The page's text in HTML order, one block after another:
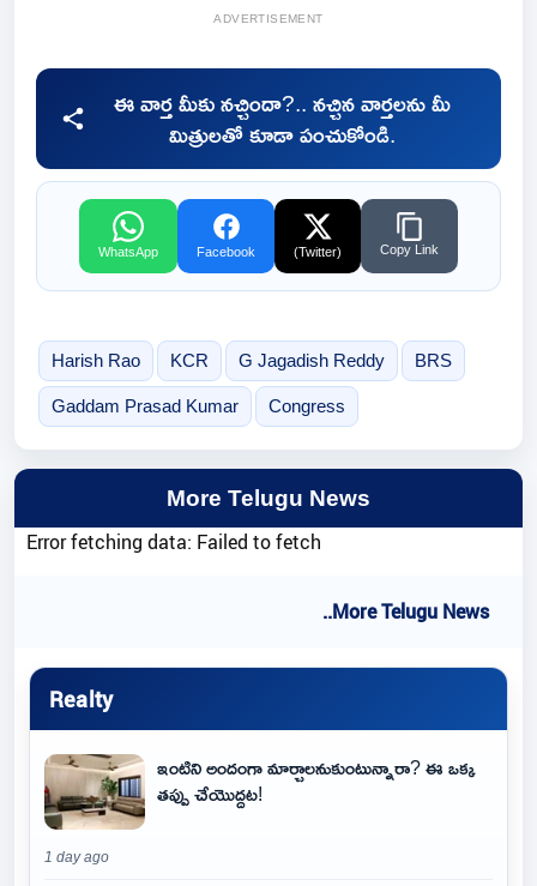
ADVERTISEMENT
ఈ వార్త మీకు నచ్చిందా?.. నచ్చిన వార్తలను మీ
మిత్రులతో కూడా పంచుకోండి.
WhatsApp Facebook (Twitter) Copy Link
Harish Rao KCR G Jagadish Reddy BRS
Gaddam Prasad Kumar Congress
More Telugu News
Error fetching data: Failed to fetch
..More Telugu News
Realty
ఇంటిని అందంగా మార్చాలనుకుంటున్నారా? ఈ ఒక్క
తప్పు చేయొద్దట!
1 day ago